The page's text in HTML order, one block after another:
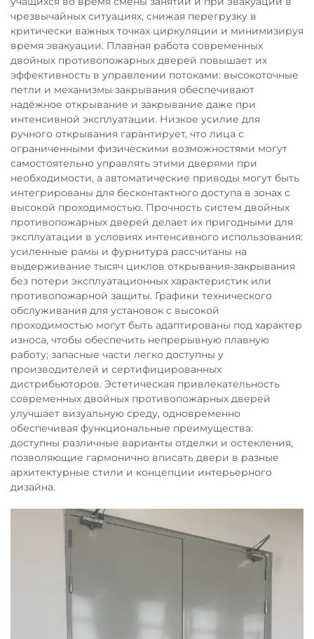
чрезвычайных ситуациях, снижая перегрузку в
критически важных точках циркуляции и минимизируя
время эвакуации. Плавная работа современных
двойных противопожарных дверей повышает их
эффективность в управлении потоками: высокоточные
петли и механизмы закрывания обеспечивают
надёжное открывание и закрывание даже при
интенсивной эксплуатации. Низкое усилие для
ручного открывания гарантирует, что лица с
ограниченными физическими возможностями могут
самостоятельно управлять этими дверями при
необходимости, а автоматические приводы могут быть
интегрированы для бесконтактного доступа в зонах с
высокой проходимостью. Прочность систем двойных
противопожарных дверей делает их пригодными для
эксплуатации в условиях интенсивного использования:
усиленные рамы и фурнитура рассчитаны на
выдерживание тысяч циклов открывания-закрывания
без потери эксплуатационных характеристик или
противопожарной защиты. Графики технического
обслуживания для установок с высокой
проходимостью могут быть адаптированы под характер
износа, чтобы обеспечить непрерывную плавную
работу; запасные части легко доступны у
производителей и сертифицированных
дистрибьюторов. Эстетическая привлекательность
современных двойных противопожарных дверей
улучшает визуальную среду, одновременно
обеспечивая функциональные преимущества:
доступны различные варианты отделки и остекления,
позволяющие гармонично вписать двери в разные
архитектурные стили и концепции интерьерного
дизайна.